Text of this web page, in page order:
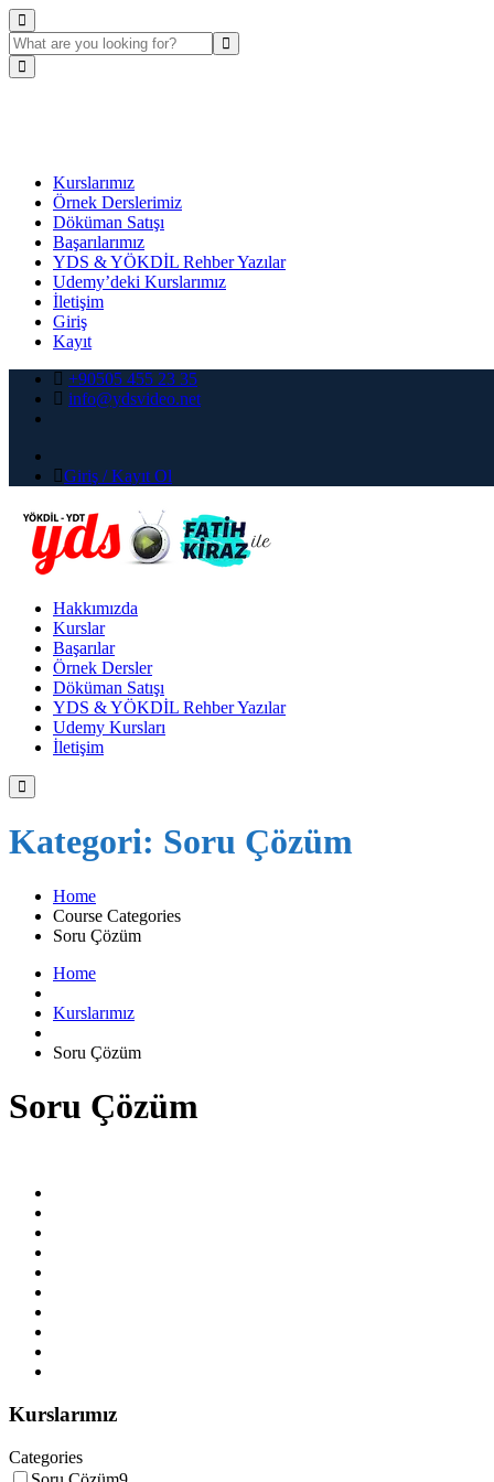
Kurslarımız
Örnek Derslerimiz
Döküman Satışı
Başarılarımız
YDS & YÖKDİL Rehber Yazılar
Udemy’deki Kurslarımız
İletişim
Giriş
Kayıt
+90505 455 23 35
info@ydsvideo.net
Giriş / Kayıt Ol
Hakkımızda
Kurslar
Başarılar
Örnek Dersler
Döküman Satışı
YDS & YÖKDİL Rehber Yazılar
Udemy Kursları
İletişim
Kategori: Soru Çözüm
Home
Course Categories
Soru Çözüm
Home
Kurslarımız
Soru Çözüm
Soru Çözüm
Kurslarımız
Categories